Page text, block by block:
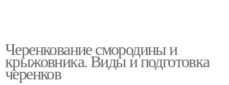
Черенкование смородины и
крыжовника. Виды и подготовка
черенков